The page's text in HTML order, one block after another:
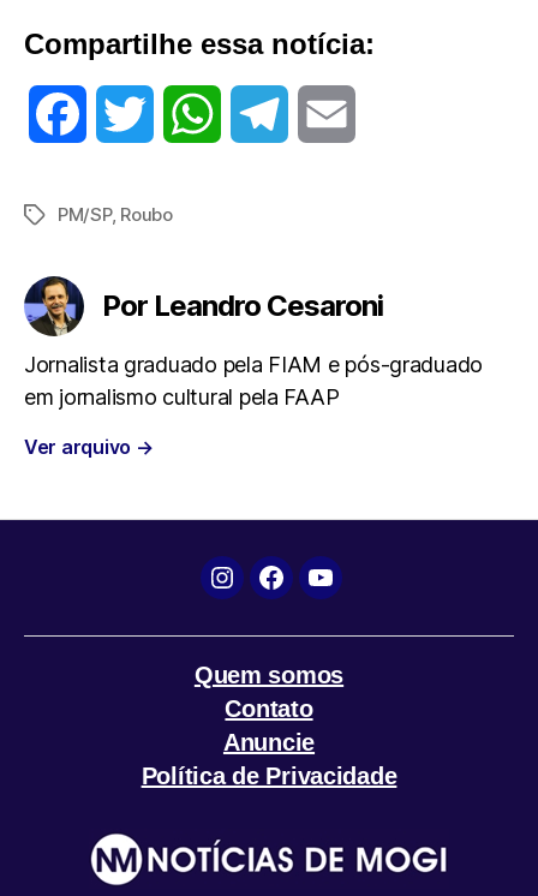
Compartilhe essa notícia:
o
o
k
e A
p
r
m
TagsPM/SP, Roubo
Por Leandro Cesaroni
Jornalista graduado pela FIAM e pós-graduado
em jornalismo cultural pela FAAP
Ver arquivo →
Instagram
FacebookYouTube
Quem somos
Contato
Anuncie
Política de Privacidade